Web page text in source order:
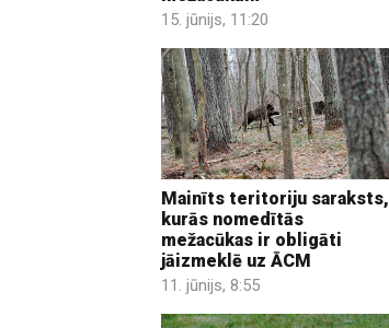
15. jūnijs, 11:20
Mainīts teritoriju saraksts,
kurās nomedītās
mežacūkas ir obligāti
jāizmeklē uz ĀCM
11. jūnijs, 8:55